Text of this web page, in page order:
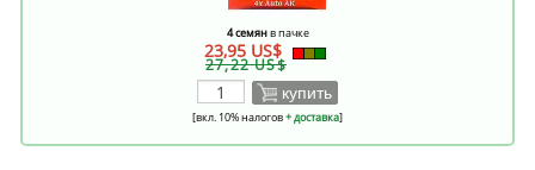
4 семянв пачке
23,95 US$
27,22 US$
купить
[вкл. 10% налогов+ доставка]